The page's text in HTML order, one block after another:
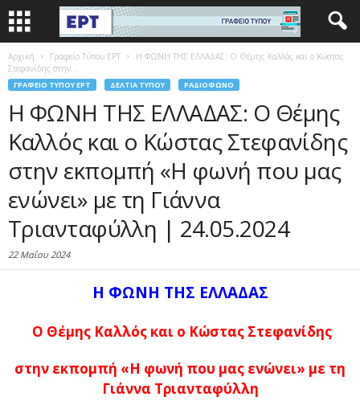
Αρχική Γραφείο Τύπου ΕΡΤ
Η ΦΩΝΗ ΤΗΣ ΕΛΛΑΔΑΣ: Ο Θέμης Καλλός και ο Κώστας
Στεφανίδης στην...
ΓΡΑΦΕΊΟ ΤΎΠΟΥ ΕΡΤ ΔΕΛΤΊΑ ΤΎΠΟΥ ΡΑΔΙΌΦΩΝΟ
Η ΦΩΝΗ ΤΗΣ ΕΛΛΑΔΑΣ: Ο Θέμης
Καλλός και ο Κώστας Στεφανίδης
στην εκπομπή «Η φωνή που μας
ενώνει» με τη Γιάννα
Τριανταφύλλη | 24.05.2024
22 Μαΐου 2024
Η ΦΩΝΗ ΤΗΣ ΕΛΛΑΔΑΣ
Ο Θέμης Καλλός και ο Κώστας Στεφανίδης
στην εκπομπή «Η φωνή που μας ενώνει» με τη
Γιάννα Τριανταφύλλη